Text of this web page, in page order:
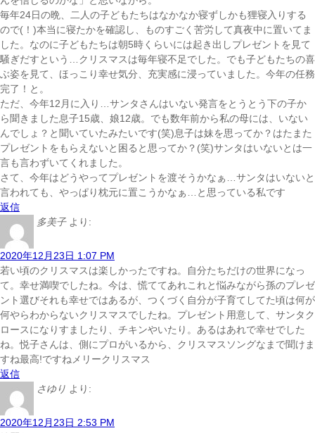
毎年24日の晩、二人の子どもたちはなかなか寝ずしかも狸寝入りする
ので(！)本当に寝たかを確認し、ものすごく苦労して真夜中に置いてま
した。なのに子どもたちは朝5時くらいには起き出しプレゼントを見て
騒ぎだすという…クリスマスは毎年寝不足でした。でも子どもたちの喜
ぶ姿を見て、ほっこり幸せ気分、充実感に浸っていました。今年の任務
完了！と。
ただ、今年12月に入り…サンタさんはいない発言をとうとう下の子か
ら聞きました息子15歳、娘12歳。でも数年前から私の母には、いない
んでしょ？と聞いていたみたいです(笑)息子は妹を思ってか？はたまた
プレゼントをもらえないと困ると思ってか？(笑)サンタはいないとは一
言も言わずいてくれました。
さて、今年はどうやってプレゼントを渡そうかなぁ…サンタはいないと
言われても、やっぱり枕元に置こうかなぁ…と思っている私です
返信
多美子 より:
2020年12月23日 1:07 PM
若い頃のクリスマスは楽しかったですね。自分たちだけの世界になっ
て。幸せ満喫でしたね。今は、慌ててあれこれと悩みながら孫のプレゼ
ント選びそれも幸せではあるが、つくづく自分が子育てしてた頃は何が
何やらわからないクリスマスでしたね。プレゼント用意して、サンタク
ロースになりすましたり、チキンやいたり。あるはあれで幸せでした
ね。悦子さんは、側にプロがいるから、クリスマスソングなまで聞けま
すね最高!ですね メリークリスマス
返信
さゆり より:
2020年12月23日 2:53 PM